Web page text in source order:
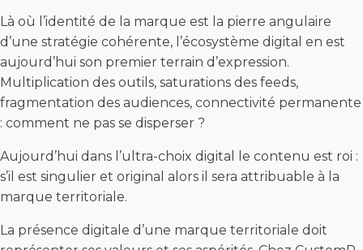
Là où l’identité de la marque est la pierre angulaire
d’une stratégie cohérente, l’écosystème digital en est
aujourd’hui son premier terrain d’expression.
Multiplication des outils, saturations des feeds,
fragmentation des audiences, connectivité permanente
: comment ne pas se disperser ?
Aujourd’hui dans l’ultra-choix digital le contenu est roi :
s’il est singulier et original alors il sera attribuable à la
marque territoriale.
La présence digitale d’une marque territoriale doit